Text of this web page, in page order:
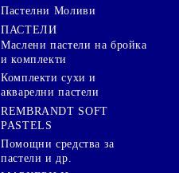
Пастелни Моливи
ПАСТЕЛИ
Маслени пастели на бройка
и комплекти
Комплекти сухи и
акварелни пастели
REMBRANDT SOFT
PASTELS
Помощни средства за
пастели и др.